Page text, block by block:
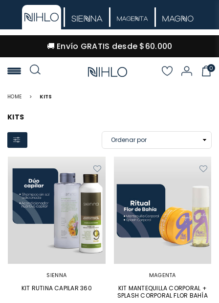
🚚 Envío GRATIS desde $60.000
NIHLO
0
HOME > KITS
KITS
SIENNA
KIT RUTINA CAPILAR 360
MAGENTA
KIT MANTEQUILLA CORPORAL +
SPLASH CORPORAL FLOR BAHÍA